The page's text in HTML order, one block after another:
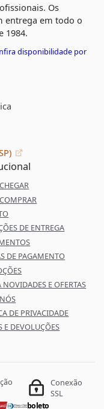
Os
entrega em todo o
1984.
disponibilidade por
DE ENTREGA
DE PAGAMENTO
NOVIDADES E OFERTAS
DE PRIVACIDADE
E DEVOLUÇÕES
Conexão
SSL
boleto